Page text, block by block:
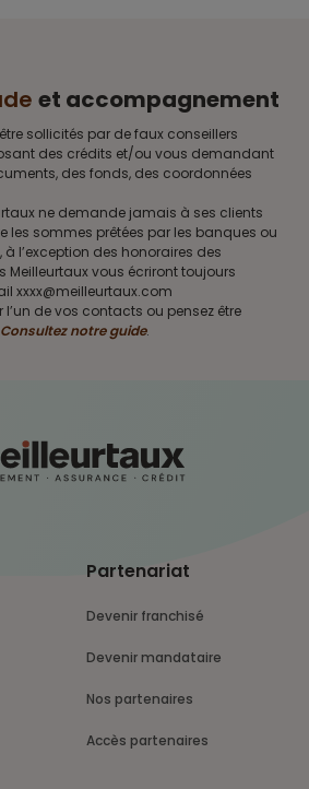
et accompagnement
sollicités par de faux conseillers
des crédits et/ou vous demandant
des fonds, des coordonnées
ne demande jamais à ses clients
les sommes prêtées par les banques ou
l’exception des honoraires des
Meilleurtaux vous écriront toujours
xxxx@meilleurtaux.com
de vos contacts ou pensez être
Consultez notre guide.
Partenariat
Devenir franchisé
Devenir mandataire
Nos partenaires
Accès partenaires